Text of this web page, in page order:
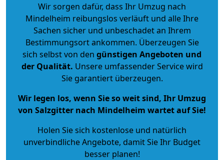
Wir sorgen dafür, dass Ihr Umzug nach
Mindelheim reibungslos verläuft und alle Ihre
Sachen sicher und unbeschadet an Ihrem
Bestimmungsort ankommen. Überzeugen Sie
sich selbst von den günstigen Angeboten und
der Qualität. Unsere umfassender Service wird
Sie garantiert überzeugen.
Wir legen los, wenn Sie so weit sind, Ihr Umzug
von Salzgitter nach Mindelheim wartet auf Sie!
Holen Sie sich kostenlose und natürlich
unverbindliche Angebote, damit Sie Ihr Budget
besser planen!